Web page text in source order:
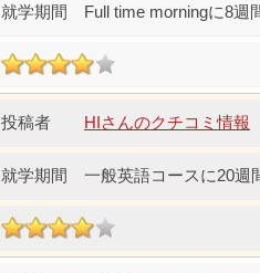
Full time morningに8週
HIさんのクチコミ情報
一般英語コースに20週